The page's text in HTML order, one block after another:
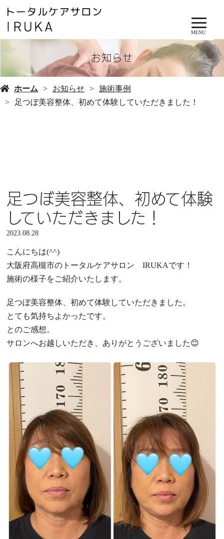
MENU
お知らせ
ホーム お知らせ
施術事例
足つぼ美容整体、初めて体験していただきました！
足つぼ美容整体、初めて体験
していただきました！
2023.08.28
こんにちは(^^)
大阪府高槻市のトータルケアサロン IRUKAです！
施術の様子をご紹介いたします。
足つぼ美容整体、初めて体験していただきました。
とても気持ちよかったです。
とのご感想。
サロンへお越しいただき、ありがとうございました😊